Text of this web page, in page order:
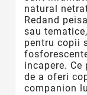
natural
Redand
sau
pentru copii
incapere.
de a oferi
companion